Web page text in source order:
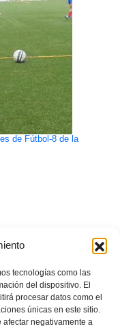
tecnologías como las
del dispositivo. El
procesar datos como el
únicas en este sitio.
afectar negativamente a
de Fútbol-8 de la